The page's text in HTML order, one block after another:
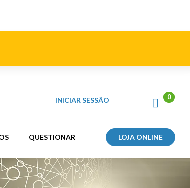
INICIAR SESSÃO
QUESTIONAR LOJA ONLINE